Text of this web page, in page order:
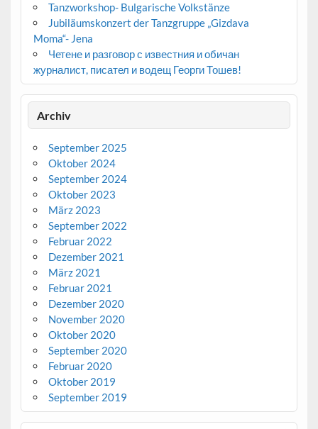
Tanzworkshop- Bulgarische Volkstänze
Jubiläumskonzert der Tanzgruppe „Gizdava
Moma“- Jena
Четене и разговор с известния и обичан
журналист, писател и водещ Георги Тошев!
Archiv
September 2025
Oktober 2024
September 2024
Oktober 2023
März 2023
September 2022
Februar 2022
Dezember 2021
März 2021
Februar 2021
Dezember 2020
November 2020
Oktober 2020
September 2020
Februar 2020
Oktober 2019
September 2019